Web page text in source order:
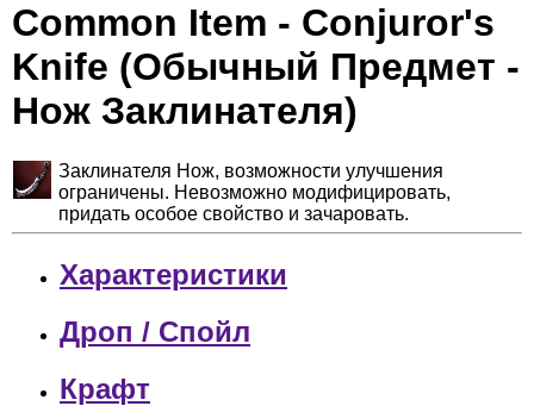
Common Item - Conjuror's
Knife (Обычный Предмет -
Нож Заклинателя)
Заклинателя Нож, возможности улучшения
ограничены. Невозможно модифицировать,
придать особое свойство и зачаровать.
Характеристики
Дроп / Спойл
Крафт